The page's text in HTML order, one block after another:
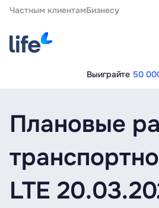
Частным клиентамБизнесу
Выиграйте 50
Плановые
LTE